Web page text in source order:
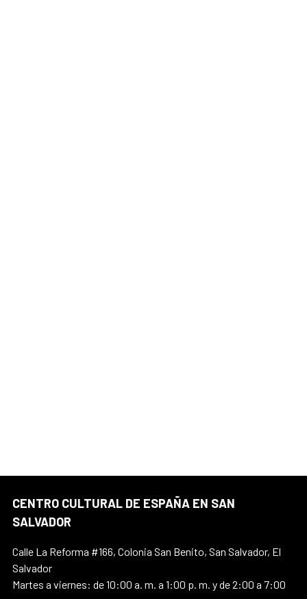
CENTRO CULTURAL DE ESPAÑA EN SAN
SALVADOR
Calle La Reforma #166, Colonia San Benito, San Salvador, El
Salvador
Martes a viernes: de 10:00 a. m. a 1:00 p. m. y de 2:00 a 7:00